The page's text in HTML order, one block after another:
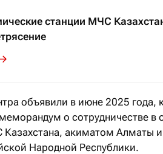
станции МЧС
объявили в июне 2025 года,
о сотрудничестве в
акиматом Алматы
Народной Республики.